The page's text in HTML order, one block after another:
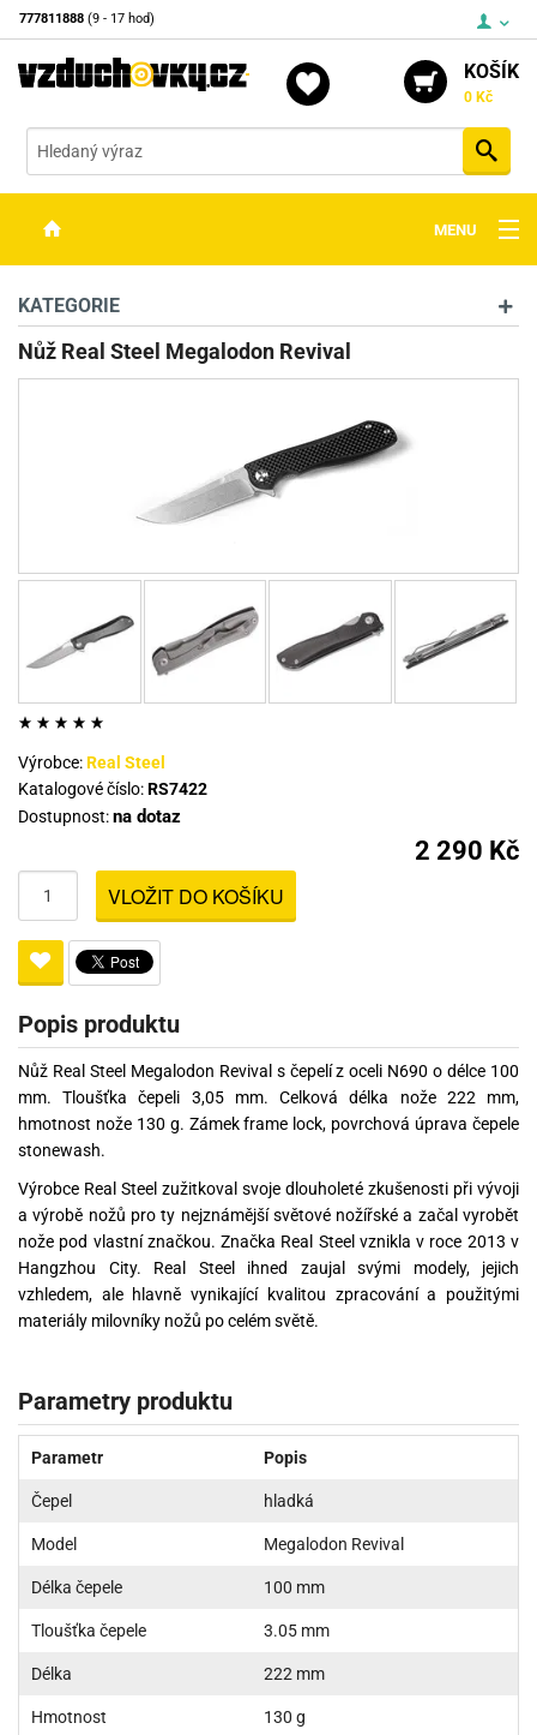
777811888 (9 - 17 hod)
KOŠÍK
0 Kč
MENU
OPTIKA
STŘELIVO
KATEGORIE
Nůž Real Steel Megalodon Revival
Výrobce:Real Steel
Katalogové číslo:RS7422
Dostupnost:na dotaz
2 290 Kč
VLOŽIT DO KOŠÍKU
Popis produktu
Nůž Real Steel Megalodon Revival s čepelí z oceli N690 o délce 100
mm. Tloušťka čepeli 3,05 mm. Celková délka nože 222 mm,
hmotnost nože 130 g. Zámek frame lock, povrchová úprava čepele
stonewash.
Výrobce Real Steel zužitkoval svoje dlouholeté zkušenosti při vývoji
a výrobě nožů pro ty nejznámější světové nožířské a začal vyrobět
nože pod vlastní značkou. Značka Real Steel vznikla v roce 2013 v
Hangzhou City. Real Steel ihned zaujal svými modely, jejich
vzhledem, ale hlavně vynikající kvalitou zpracování a použitými
materiály milovníky nožů po celém světě.
Parametry produktu
Parametr Popis
Čepel hladká
Model Megalodon Revival
Délka čepele 100 mm
Tloušťka čepele 3.05 mm
Délka 222 mm
Hmotnost 130 g